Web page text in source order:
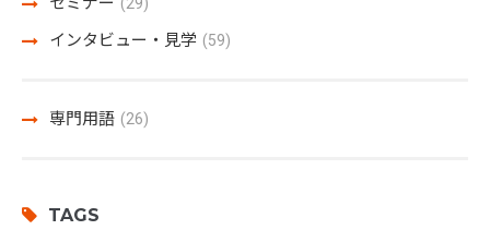
(29)
インタビュー・見学 (59)
専門用語 (26)
TAGS